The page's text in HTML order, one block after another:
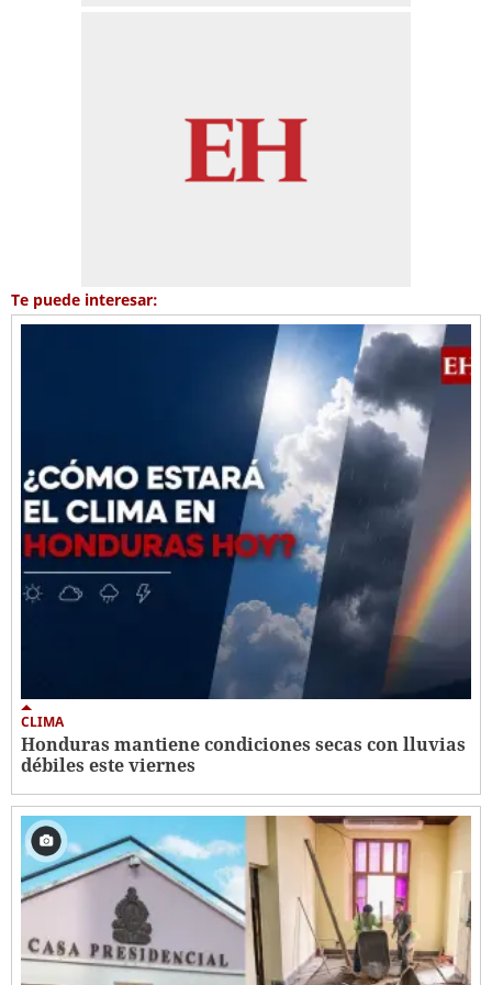
Te puede interesar:
CLIMA
Honduras mantiene condiciones secas con lluvias
débiles este viernes